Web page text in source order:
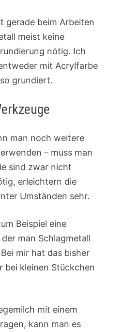
gerade beim Arbeiten
meist keine
nötig. Ich
mit Acrylfarbe
grundiert.
man noch weitere
– muss man
sind zwar nicht
erleichtern die
Umständen sehr.
Beispiel eine
man Schlagmetall
mir hat das bisher
bei kleinen Stückchen
mit einem
kann man es